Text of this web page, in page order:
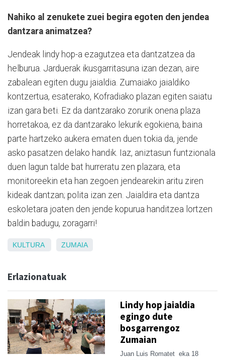
Nahiko al zenukete zuei begira egoten den jendea
dantzara animatzea?
Jendeak lindy hop-a ezagutzea eta dantzatzea da
helburua. Jarduerak ikusgarritasuna izan dezan, aire
zabalean egiten dugu jaialdia. Zumaiako jaialdiko
kontzertua, esaterako, Kofradiako plazan egiten saiatu
izan gara beti. Ez da dantzarako zorurik onena plaza
horretakoa, ez da dantzarako lekurik egokiena, baina
parte hartzeko aukera ematen duen tokia da, jende
asko pasatzen delako handik. Iaz, aniztasun funtzionala
duen lagun talde bat hurreratu zen plazara, eta
monitoreekin eta han zegoen jendearekin aritu ziren
kideak dantzan; polita izan zen. Jaialdira eta dantza
eskoletara joaten den jende kopurua handitzea lortzen
baldin badugu, zoragarri!
KULTURA ZUMAIA
Erlazionatuak
Lindy hop jaialdia
egingo dute
bosgarrengoz
Zumaian
Juan Luis Romatet eka 18